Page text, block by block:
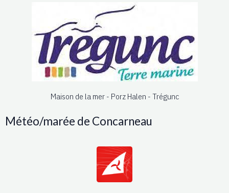
Maison de la mer - Porz Halen - Trégunc
Météo/marée de Concarneau